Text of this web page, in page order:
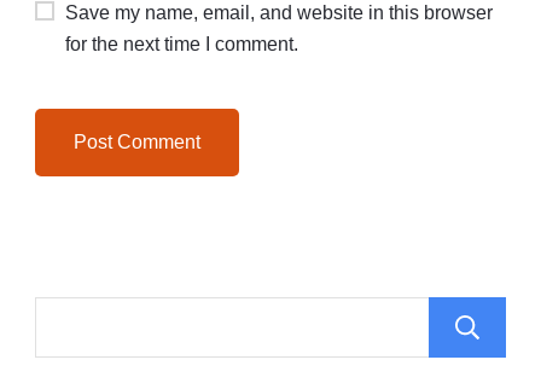
Save my name, email, and website in this browser
for the next time I comment.